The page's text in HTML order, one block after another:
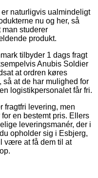
naturligvis ualmindeligt
nu og her, så
man studerer
produkt.
tilbyder 1 dags fragt
Anubis Soldier
at ordren køres
at de har mulighed for
logistikpersonalet får fri.
fragtfri levering, men
en bestemt pris. Ellers
leveringsmanér, der i
opholder sig i Esbjerg,
være at få dem til at